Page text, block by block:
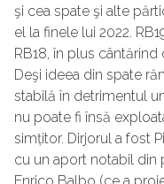
şi cea spate şi alte
el la finele lui 2022.
RB18, în plus cântărind
Deşi ideea din spate
stabilă în detrimentul
nu poate fi însă
simțitor. Dirjorul a fost
cu un aport notabil din